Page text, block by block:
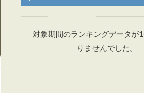
対象期間のランキングデータが
りませんでした。